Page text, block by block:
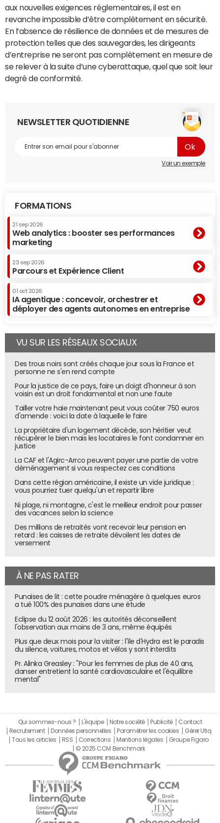
aux nouvelles exigences réglementaires, il est en
revanche impossible d’être complètement en sécurité.
En l’absence de résilience de données et de mesures de
protection telles que des sauvegardes, les dirigeants
d’entreprise ne seront pas complètement en mesure de
se relever à la suite d’une cyberattaque, quel que soit leur
degré de conformité.
NEWSLETTER QUOTIDIENNE
Voir un exemple
FORMATIONS
21 sep 2026
Web analytics : booster ses performances
marketing
23 sep 2026
Parcours et Expérience Client
01 oct 2026
IA agentique : concevoir, orchestrer et
déployer des agents autonomes en entreprise
VU SUR LES RÉSEAUX SOCIAUX
Des trous noirs sont créés chaque jour sous la France et
personne ne s'en rend compte
Pour la justice de ce pays, faire un doigt d'honneur à son
voisin est un droit fondamental et non une faute
Tailler votre haie maintenant peut vous coûter 750 euros
d'amende : voici la date à laquelle le faire
La propriétaire d'un logement décède, son héritier veut
récupérer le bien mais les locataires le font condamner en
justice
La CAF et l'Agirc-Arrco peuvent payer une partie de votre
déménagement si vous respectez ces conditions
Dans cette région américaine, il existe un vide juridique :
vous pourriez tuer quelqu'un et repartir libre
Ni plage, ni montagne, c'est le meilleur endroit pour passer
des vacances selon la science
Des millions de retraités vont recevoir leur pension en
retard : les caisses de retraite dévoilent les dates de
versement
À NE PAS RATER
Punaises de lit : cette poudre ménagère à quelques euros
a tué 100% des punaises dans une étude
Eclipse du 12 août 2026 : les autorités déconseillent
l'observation aux moins de 3 ans, même équipés
Plus que deux mois pour la visiter : l'île d'Hydra est le paradis
du silence, voitures, motos et vélos y sont interdits
Pr. Alinka Greasley : "Pour les femmes de plus de 40 ans,
danser entretient la santé cardiovasculaire et l'équilibre
mental"
Qui sommes-nous ? L'équipe Notre société Publicité
Contact
Recrutement
Données personnelles Paramétrer les cookies
Gérer Utiq
Tous les articles
RSS Corrections Mentions légales
Groupe Figaro
© 2025 CCM Benchmark